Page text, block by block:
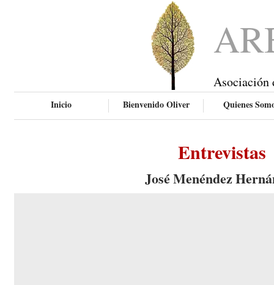
Asociación
Inicio Bienvenido Oliver Quienes
Entrevistas
José Menéndez